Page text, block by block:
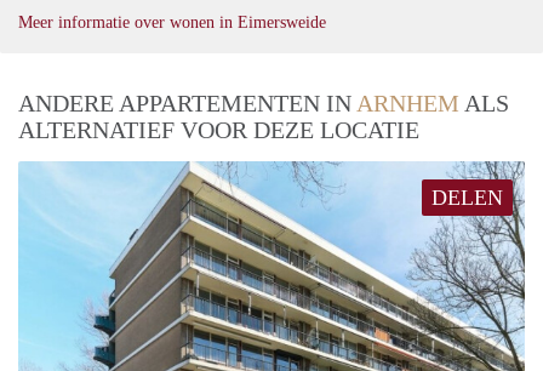
Meer informatie over wonen in Eimersweide
ANDERE APPARTEMENTEN IN ARNHEM ALS
ALTERNATIEF VOOR DEZE LOCATIE
DELEN